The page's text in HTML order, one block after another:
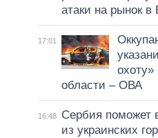
атаки на рынок в
17:01
охоту»
области – ОВА
16:48
Сербия поможет
из украинских